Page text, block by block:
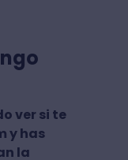
ver si te
y has
la